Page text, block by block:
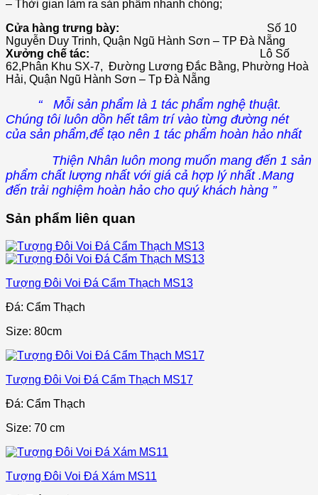
– Thời gian làm ra sản phẩm nhanh chóng;
Cửa hàng trưng bày:
Số 10
Nguyễn Duy Trinh, Quận Ngũ Hành Sơn – TP Đà Nẵng
Xưởng chế tác:
Lô Số
62,Phân Khu SX-7, Đường Lương Đắc Bằng, Phường Hoà
Hải, Quận Ngũ Hành Sơn – Tp Đà Nẵng
‘‘
Mỗi sản phẩm là 1 tác phẩm nghệ thuật.
Chúng tôi luôn dồn hết tâm trí vào từng đường nét
của sản phẩm,để tạo nên 1 tác phẩm hoàn hảo nhất
Thiện Nhân luôn mong muốn mang đến 1 sản
phẩm chất lượng nhất với giá cả hợp lý nhất .Mang
đến trải nghiệm hoàn hảo cho quý khách hàng ’’
Sản phẩm liên quan
Tượng Đôi Voi Đá Cẩm Thạch MS13
Đá: Cẩm Thạch
Size: 80cm
Tượng Đôi Voi Đá Cẩm Thạch MS17
Đá: Cẩm Thạch
Size: 70 cm
Tượng Đôi Voi Đá Xám MS11